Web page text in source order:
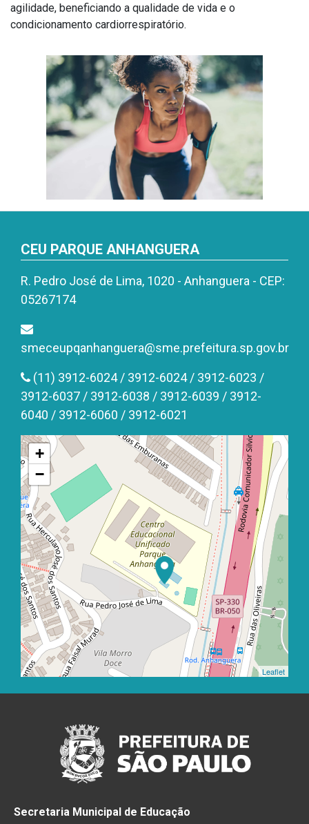
agilidade, beneficiando a qualidade de vida e o
condicionamento cardiorrespiratório.
CEU PARQUE ANHANGUERA
R. Pedro José de Lima, 1020 - Anhanguera - CEP:
05267174
smeceupqanhanguera@sme.prefeitura.sp.gov.br
(11) 3912-6024 / 3912-6024 / 3912-6023 /
3912-6037 / 3912-6038 / 3912-6039 / 3912-
6040 / 3912-6060 / 3912-6021
+
−
Leaflet
Secretaria Municipal de Educação